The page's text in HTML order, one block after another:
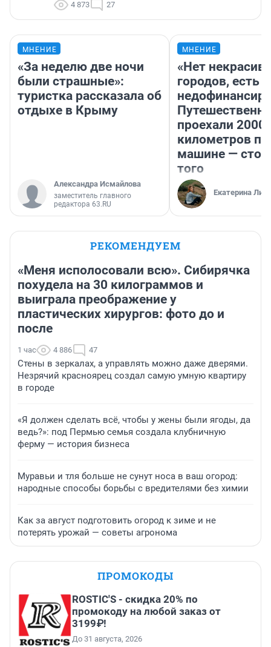
4 873 27
МНЕНИЕ
«За неделю две ночи
были страшные»:
туристка рассказала об
отдыхе в Крыму
Александра Исмайлова
заместитель главного
редактора 63.RU
МНЕНИЕ
«Нет
городов, есть
проехали 2000
километров по
машине —
того
Екатерина
РЕКОМЕНДУЕМ
«Меня исполосовали всю». Сибирячка
похудела на 30 килограммов и
выиграла преображение у
пластических хирургов: фото до и
после
1 час 4 886 47
Стены в зеркалах, а управлять можно даже дверями.
Незрячий красноярец создал самую умную квартиру
в городе
«Я должен сделать всё, чтобы у жены были ягоды, да
ведь?»: под Пермью семья создала клубничную
ферму — история бизнеса
Муравьи и тля больше не сунут носа в ваш огород:
народные способы борьбы с вредителями без химии
Как за август подготовить огород к зиме и не
потерять урожай — советы агронома
ПРОМОКОДЫ
ROSTIC'S - скидка 20% по
промокоду на любой заказ от
3199₽!
До 31 августа, 2026